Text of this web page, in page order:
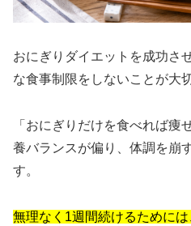
おにぎりダイエットを成功さ
な食事制限をしないことが大
「おにぎりだけを食べれば痩
養バランスが偏り、体調を崩
す。
無理なく1週間続けるために